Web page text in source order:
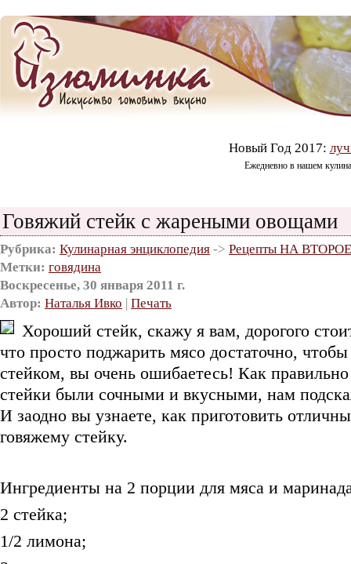
Новый Год 2017:
Ежедневно в нашем
Говяжий стейк с жареными овощами
Рубрика: Кулинарная энциклопедия -> Рецепты НА ВТОРОЕ
Метки: говядина
Воскресенье, 30 января 2011 г.
Автор: Наталья Ивко | Печать
Хороший стейк, скажу я вам, дорогого
что просто поджарить мясо достаточно, чтобы
стейком, вы очень ошибаетесь! Как
стейки были сочными и вкусными, нам
И заодно вы узнаете, как приготовить
говяжему стейку.
Ингредиенты на 2 порции для мяса и
2 стейка;
1/2 лимона;